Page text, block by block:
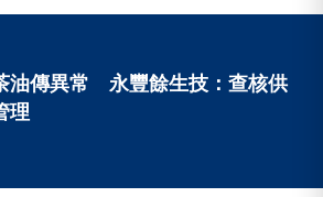
油傳異常 永豐餘生技：查核供
理